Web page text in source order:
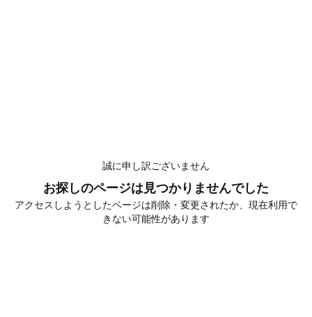
誠に申し訳ございません
お探しのページは見つかりませんでした
アクセスしようとしたページは削除・変更されたか、現在利用で
きない可能性があります